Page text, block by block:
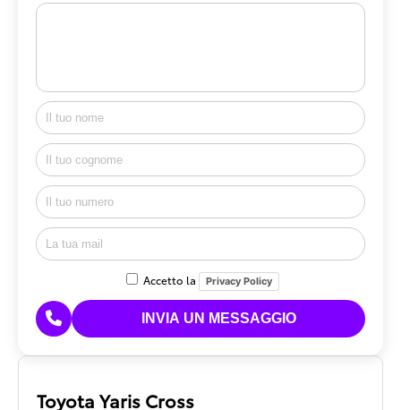
Accetto la Privacy Policy
Toyota Yaris Cross